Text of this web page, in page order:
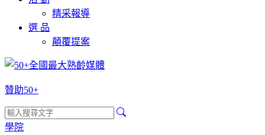
精采報導
選 品
顛覆提案
贊助50+
學院